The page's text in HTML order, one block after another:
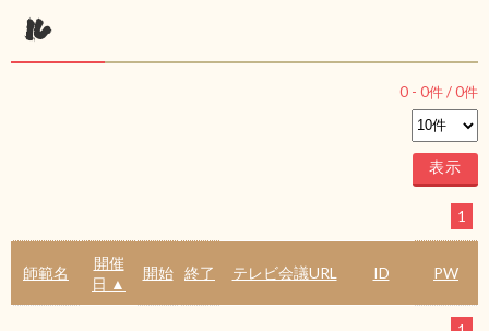
ル
0 - 0件 /0件
1
師範名
開催
日 ▲
開始 終了 テレビ会議URL ID PW